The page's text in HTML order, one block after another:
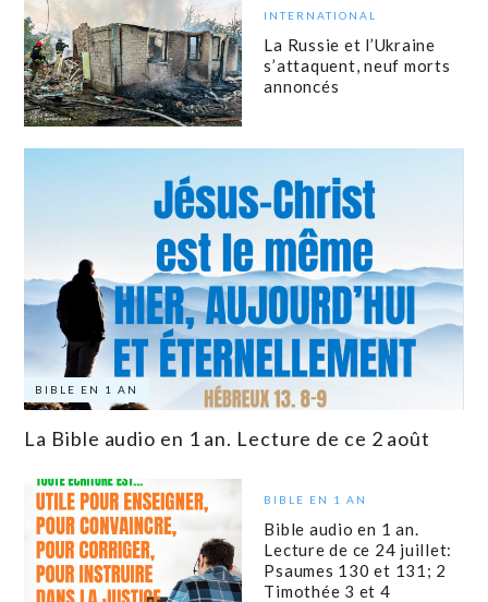
INTERNATIONAL
La Russie et l’Ukraine
s’attaquent, neuf morts
annoncés
BIBLE EN 1 AN
La Bible audio en 1 an. Lecture de ce 2 août
BIBLE EN 1 AN
Bible audio en 1 an.
Lecture de ce 24 juillet:
Psaumes 130 et 131; 2
Timothée 3 et 4